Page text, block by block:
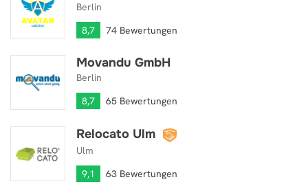
Berlin
8,7
74 Bewertungen
Movandu GmbH
Berlin
8,7
65 Bewertungen
Movandu GmbH
Relocato Ulm
Ulm
9,1
63 Bewertungen